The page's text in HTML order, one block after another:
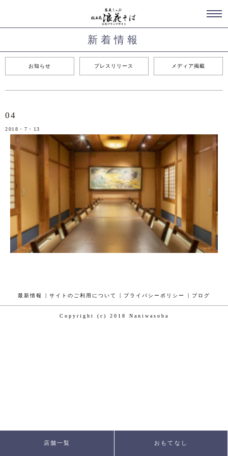
新着情報
お知らせ プレスリリース メディア掲載
04
2018・7・13
最新情報 サイトのご利用について プライバシーポリシー ブログ
Copyright (c) 2018 Naniwasoba
店舗一覧 おもてなし